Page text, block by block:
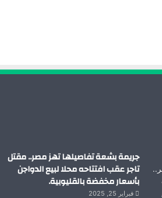
جريمة بشعة تفاصيلها تهز مصر.. مقتل
تاجر عقب افتتاحه محلا لبيع الدواجن
بأسعار مخفضة بالقليوبية.
فبراير 25, 2025